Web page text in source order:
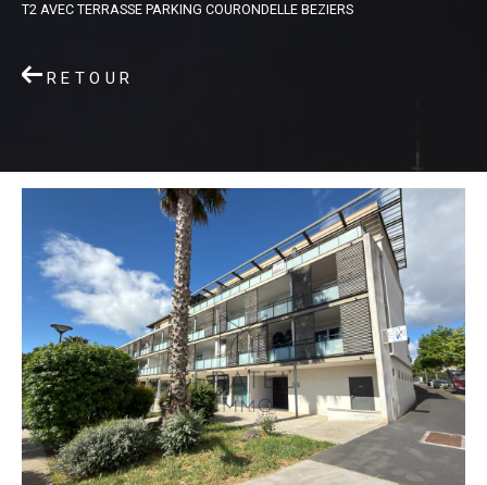
T2 AVEC TERRASSE PARKING COURONDELLE BEZIERS
RETOUR